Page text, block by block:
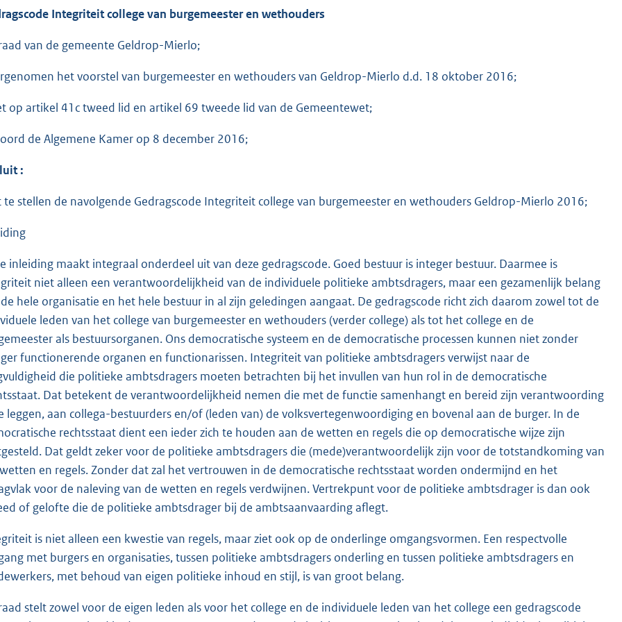
Integriteitcollege van burgemeester en wethouders
van de gemeente Geldrop-Mierlo;
het voorstel van burgemeester en wethouders van Geldrop-Mierlo d.d. 18 oktober 2016;
op artikel 41c tweed lid en artikel 69 tweede lid van de Gemeentewet;
de Algemene Kamer op 8 december 2016;
:
te stellen de navolgende Gedragscode Integriteit college van burgemeester en wethouders Geldrop-Mierlo 2016;
inleiding maakt integraal onderdeel uit van deze gedragscode. Goed bestuur is integer bestuur. Daarmee is
niet alleen een verantwoordelijkheid van de individuele politieke ambtsdragers, maar een gezamenlijk belang
hele organisatie en het hele bestuur in al zijn geledingen aangaat. De gedragscode richt zich daarom zowel tot de
leden van het college van burgemeester en wethouders (verder college) als tot het college en de
als bestuursorganen. Ons democratische systeem en de democratische processen kunnen niet zonder
functionerende organen en functionarissen. Integriteit van politieke ambtsdragers verwijst naar de
die politieke ambtsdragers moeten betrachten bij het invullen van hun rol in de democratische
Dat betekent de verantwoordelijkheid nemen die met de functie samenhangt en bereid zijn verantwoording
leggen, aan collega-bestuurders en/of (leden van) de volksvertegenwoordiging en bovenal aan de burger. In de
rechtsstaat dient een ieder zich te houden aan de wetten en regels die op democratische wijze zijn
Dat geldt zeker voor de politieke ambtsdragers die (mede)verantwoordelijk zijn voor de totstandkoming van
en regels. Zonder dat zal het vertrouwen in de democratische rechtsstaat worden ondermijnd en het
voor de naleving van de wetten en regels verdwijnen. Vertrekpunt voor de politieke ambtsdrager is dan ook
of gelofte die de politieke ambtsdrager bij de ambtsaanvaarding aflegt.
is niet alleen een kwestie van regels, maar ziet ook op de onderlinge omgangsvormen. Een respectvolle
met burgers en organisaties, tussen politieke ambtsdragers onderling en tussen politieke ambtsdragers en
met behoud van eigen politieke inhoud en stijl, is van groot belang.
stelt zowel voor de eigen leden als voor het college en de individuele leden van het college een gedragscode